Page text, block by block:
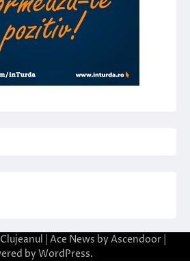
| Ace News by Ascendoor
by WordPress.